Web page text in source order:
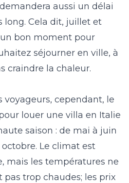
aussi un délai
long. Cela dit, juillet et
bon moment pour
séjourner en ville, à
craindre la chaleur.
voyageurs, cependant, le
louer une villa en Italie
saison : de mai à juin
Le climat est
mais les températures ne
trop chaudes; les prix